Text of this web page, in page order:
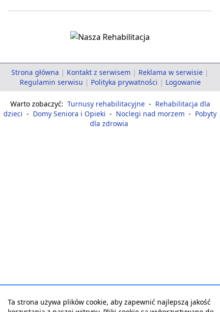
Strona główna | Kontakt z serwisem | Reklama w serwisie |
Regulamin serwisu | Polityka prywatności | Logowanie
Warto zobaczyć: Turnusy rehabilitacyjne - Rehabilitacja dla
dzieci - Domy Seniora i Opieki - Noclegi nad morzem - Pobyty
dla zdrowia
Ta strona używa plików cookie, aby zapewnić najlepszą jakość